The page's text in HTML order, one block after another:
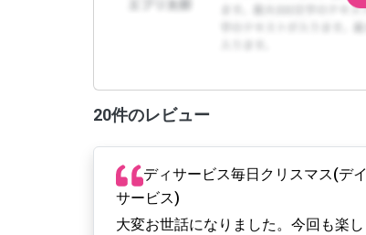
20件のレビュー
ディサービス毎日クリスマス(デイ
サービス)
大変お世話になりました。今回も楽し